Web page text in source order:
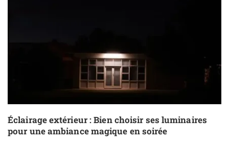
Éclairage extérieur : Bien choisir ses luminaires
pour une ambiance magique en soirée